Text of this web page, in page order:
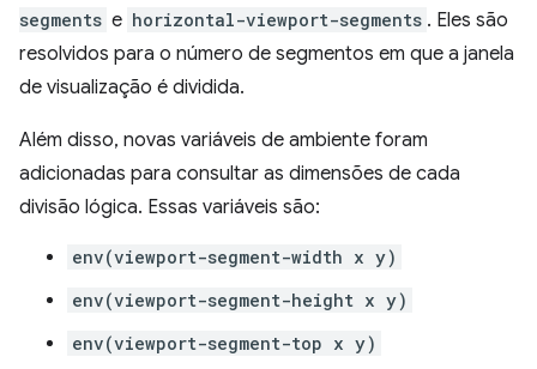
segments e horizontal-viewport-segments . Eles são
resolvidos para o número de segmentos em que a janela
de visualização é dividida.
Além disso, novas variáveis de ambiente foram
adicionadas para consultar as dimensões de cada
divisão lógica. Essas variáveis são:
env(viewport-segment-width x y)
env(viewport-segment-height x y)
env(viewport-segment-top x y)